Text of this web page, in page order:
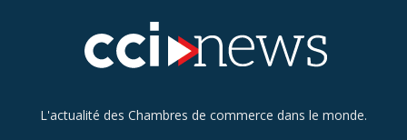
L'actualité des Chambres de commerce dans le monde.